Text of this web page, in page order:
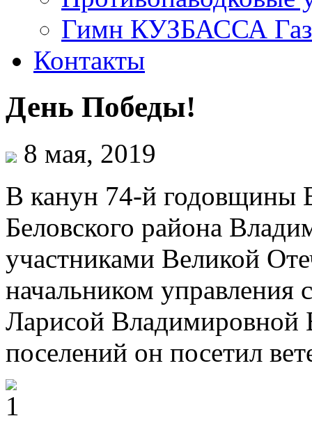
Гимн КУЗБАССА
Контакты
День Победы!
8 мая, 2019
В канун 74-й годовщины
Беловского района
участниками Великой
начальником управления
Ларисой Владимировной
поселений он посетил